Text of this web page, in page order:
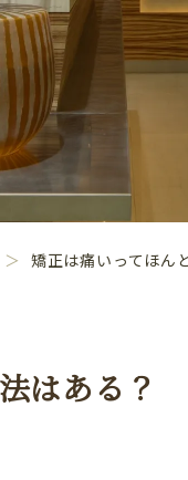
矯正は痛いってほん
はある？